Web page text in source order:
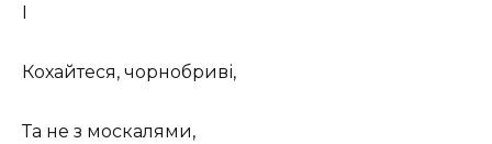
І
Кохайтеся, чорнобриві,
Та не з москалями,